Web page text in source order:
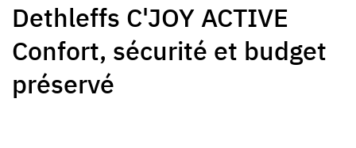
Caravanes Caravan
Dethleffs C'JOY ACTIVE
Confort, sécurité et budget
préservé